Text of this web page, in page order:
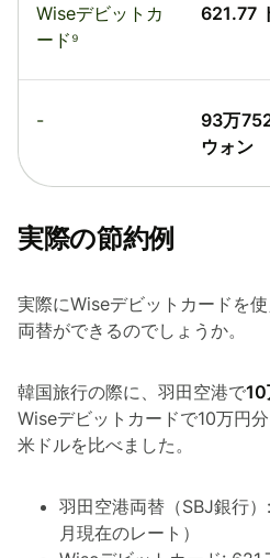
Wiseデビットカ
ード⁹
621.77
-
93万
ウォン
実際の節約例
実際にWiseデビットカードを
両替ができるのでしょうか。
韓国旅行の際に、羽田空港で10
Wiseデビットカードで10万円
米ドルを比べました。
羽田空港両替（SBJ銀行
月現在のレート）